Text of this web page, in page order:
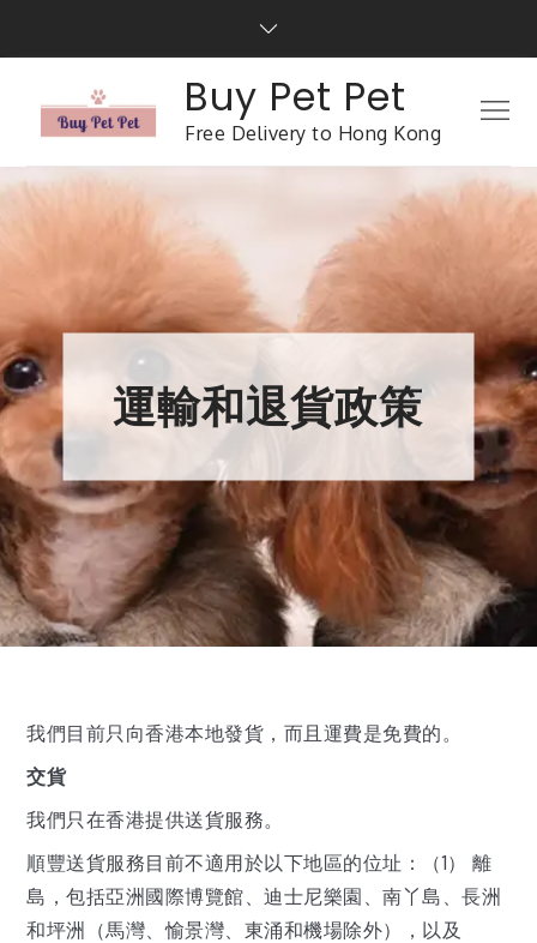
Buy Pet Pet
Free Delivery to Hong Kong
運輸和退貨政策
我們目前只向香港本地發貨，而且運費是免費的。
交貨
我們只在香港提供送貨服務。
順豐送貨服務目前不適用於以下地區的位址：（1） 離
島，包括亞洲國際博覽館、迪士尼樂園、南丫島、長洲
和坪洲（馬灣、愉景灣、東涌和機場除外），以及